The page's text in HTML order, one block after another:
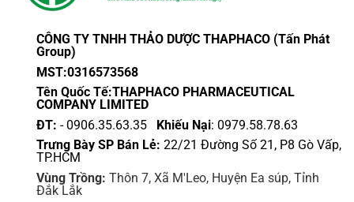
CÔNG TY TNHH THẢO DƯỢC THAPHACO (Tấn Phát
Group)
MST:0316573568
Tên Quốc Tế:THAPHACO PHARMACEUTICAL
COMPANY LIMITED
ĐT: - 0906.35.63.35 Khiếu Nại: 0979.58.78.63
Trưng Bày SP Bán Lẻ: 22/21 Đường Số 21, P8 Gò Vấp,
TP.HCM
Vùng Trồng: Thôn 7, Xã M'Leo, Huyện Ea súp, Tỉnh
Đắk Lắk